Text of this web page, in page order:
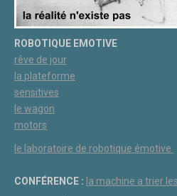
ROBOTIQUE EMOTIVE
rêve de jour
la plateforme
sensitives
le wagon
motors
le laboratoire de robotique émotive
CONFÉRENCE : la machine a trier